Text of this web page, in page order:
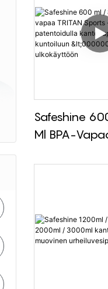
Safeshine
Ml BPA-
Ulkokäyttöön